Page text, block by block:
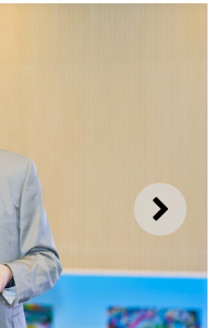
下一